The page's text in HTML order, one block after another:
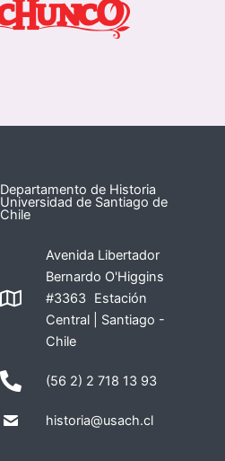
Departamento de Historia
Universidad de Santiago de
Chile
Avenida Libertador
Bernardo O'Higgins
#3363 Estación
Central | Santiago -
Chile
(56 2) 2 718 13 93
historia@usach.cl